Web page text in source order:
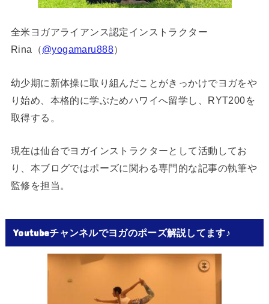
全米ヨガアライアンス認定インストラクター
Rina（@yogamaru888）
幼少期に新体操に取り組んだことがきっかけでヨガをや
り始め、本格的に学ぶためハワイへ留学し、RYT200を
取得する。
現在は仙台でヨガインストラクターとして活動してお
り、本ブログではポーズに関わる専門的な記事の執筆や
監修を担当。
Youtubeチャンネルでヨガのポーズ解説してます♪